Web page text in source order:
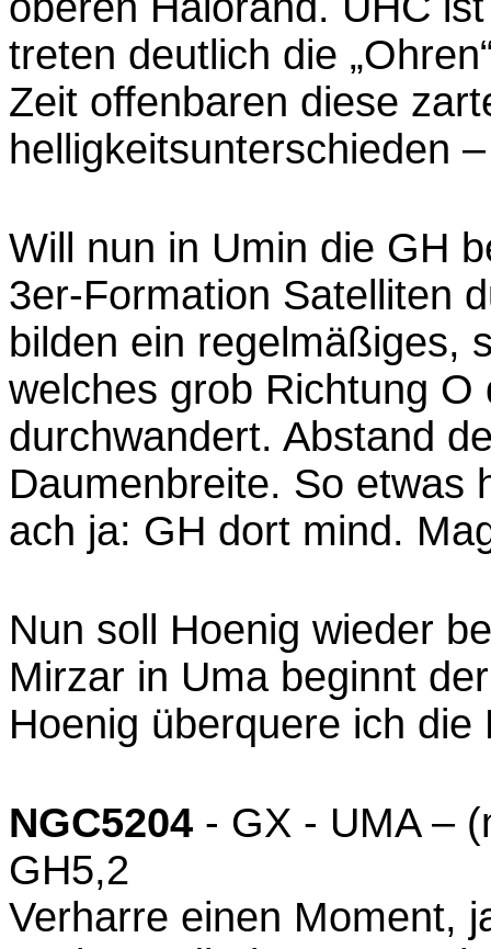
treten deutlich die
Zeit offenbaren diese
helligkeitsunterschieden
Will nun in Umin die GH
3er-Formation Satelliten
bilden ein regelmäßiges,
welches grob Richtung O
durchwandert. Abstand
Daumenbreite. So etwas
ach ja: GH dort mind.
Nun soll Hoenig wieder
Mirzar in Uma beginnt
Hoenig überquere ich die
NGC5204 - GX - UMA –
GH5,2
Verharre einen Moment,